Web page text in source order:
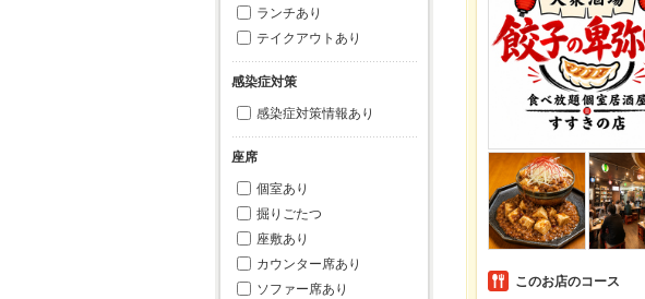
ランチあり
テイクアウトあり
感染症対策
感染症対策情報あり
座席
個室あり
掘りごたつ
座敷あり
カウンター席あり
ソファー席あり
このお店のコース